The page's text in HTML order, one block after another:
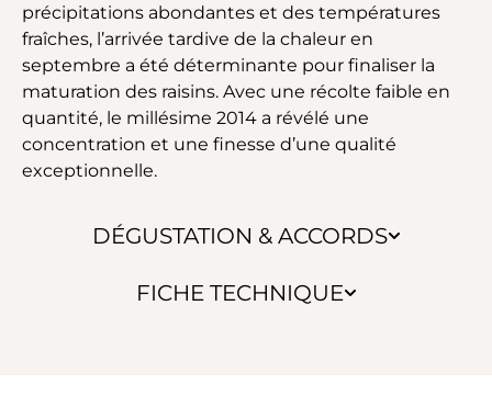
DÉGUSTATION & ACCORDS
FICHE TECHNIQUE
précipitations abondantes et des températures
fraîches, l’arrivée tardive de la chaleur en
septembre a été déterminante pour finaliser la
maturation des raisins. Avec une récolte faible en
quantité, le millésime 2014 a révélé une
concentration et une finesse d’une qualité
exceptionnelle.